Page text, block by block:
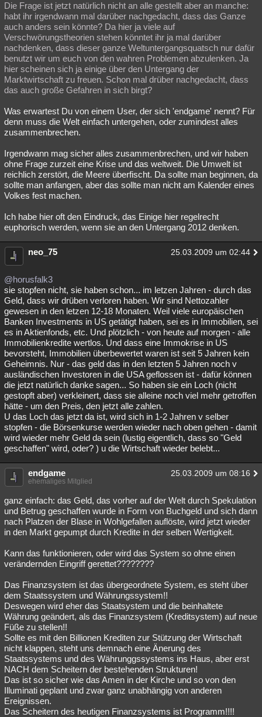
Die Frage ist jetzt natürlich nicht an alle gestellt aber an manche:
habt ihr irgendwann mal darüber nachgedacht, dass das Ganze
auch anders sein könnte? Da hier ja viele auf
Verschwörungstheorien stehen könntet ihr ja mal darüber
nachdenken, dass dieser ganze Weltuntergangsquatsch nur dafür
benutzt wir um euch von den wahren Problemen abzulenken. Ja
hier scheinen sich ja einige über den Untergang der
Marktwirtschaft zu freuen. Schon mal drüber nachgedacht, dass
das auch große Gefahren in sich birgt?
Was erwartest Du von einem User, der sich 'endgame' nennt? Für
denn muss die Welt einfach untergehen, oder zumindest alles
zusammenbrechen.
Irgendwann mag sicher alles zusammenbrechen, und wir haben
ohne Frage zurzeit eine Krise und das weltweit. Die Umwelt ist
reichlich zerstört, die Meere überfischt. Da sollte man beginnen, da
sollte man anfangen, aber das sollte man nicht am Kalender eines
Volkes fest machen.
Ich habe hier oft den Eindruck, das Einige hier regelrecht
euphorisch werden, wenn sie an den Untergang 2012 denken.
neo_75 25.03.2009 um 02:44
@horusfalk3
sie stopfen nicht, sie haben schon... im letzen Jahren - durch das
Geld, dass wir drüben verloren haben. Wir sind Nettozahler
gewesen in den letzen 12-18 Monaten. Weil viele europäischen
Banken Investments in US getätigt haben, sei es in Immobilien, sei
es in Aktienfonds, etc. Und plötzlich - von heute auf morgen - alle
Immobilienkredite wertlos. Und dass eine Immokrise in US
bevorsteht, Immobilien überbewertet waren ist seit 5 Jahren kein
Geheimnis. Nur - das geld das in den letzten 5 Jahren noch v
ausländischen Investoren in die USA geflossen ist - dafür können
die jetzt natürlich danke sagen... So haben sie ein Loch (nicht
gestopft aber) verkleinert, dass sie alleine noch viel mehr getroffen
hätte - um den Preis, den jetzt alle zahlen.
U das Loch das jetzt da ist, wird sich in 1-2 Jahren v selber
stopfen - die Börsenkurse werden wieder nach oben gehen - damit
wird wieder mehr Geld da sein (lustig eigentlich, dass so "Geld
geschaffen" wird, oder? ) u die Wirtschaft wieder belebt...
endgame 25.03.2009 um 08:16
ehemaliges Mitglied
ganz einfach: das Geld, das vorher auf der Welt durch Spekulation
und Betrug geschaffen wurde in Form von Buchgeld und sich dann
nach Platzen der Blase in Wohlgefallen auflöste, wird jetzt wieder
in den Markt gepumpt durch Kredite in der selben Wertigkeit.
Kann das funktionieren, oder wird das System so ohne einen
verändernden Eingriff gerettet????????
Das Finanzsystem ist das übergeordnete System, es steht über
dem Staatssystem und Währungssystem!!
Deswegen wird eher das Staatsystem und die beinhaltete
Währung geändert, als das Finanzsystem (Kreditsystem) auf neue
Füße zu stellen!!
Sollte es mit den Billionen Krediten zur Stützung der Wirtschaft
nicht klappen, steht uns demnach eine Änerung des
Staatssystems und des Währunggssystems ins Haus, aber erst
NACH dem Scheitern der bestehenden Strukturen!
Das ist so sicher wie das Amen in der Kirche und so von den
Illuminati geplant und zwar ganz unabhängig von anderen
Ereignissen.
Das Scheitern des heutigen Finanzsystems ist Programm!!!!